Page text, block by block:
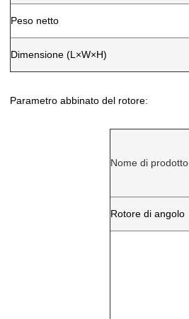
Peso netto
Dimensione (L×W×H)
Parametro abbinato del rotore:
Nome di prodotto
Rotore di angolo